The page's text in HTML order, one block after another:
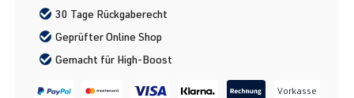
30 Tage Rückgaberecht
Geprüfter Online Shop
Gemacht für High-Boost
Vorkasse